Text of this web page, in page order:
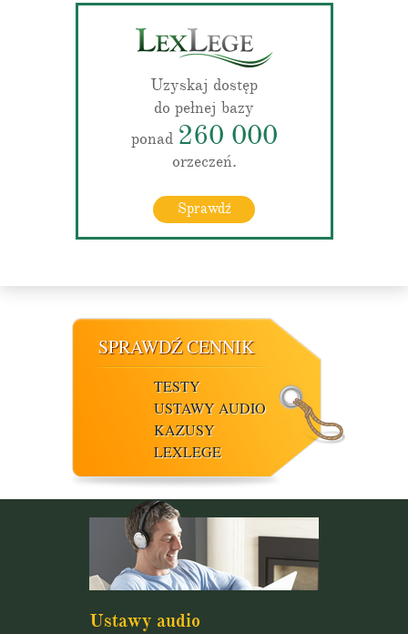
Uzyskaj dostęp
do pełnej bazy
ponad 260 000
orzeczeń.
Sprawdź
SPRAWDŹ CENNIK
TESTY
USTAWY AUDIO
KAZUSY
LEXLEGE
Ustawy audio